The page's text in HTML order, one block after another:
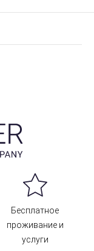
Бесплатное
проживание и
услуги